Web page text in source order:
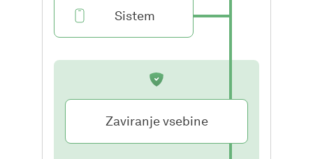
Sistem
Zaviranje vsebine